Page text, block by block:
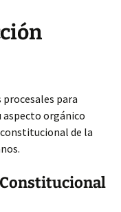
para
orgánico
de la